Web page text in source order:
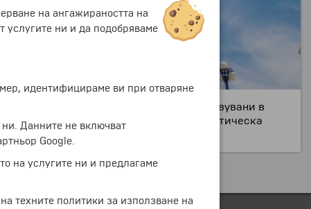
от многото тигри, които са били ловувани в
"Ел Тигре" в популярна туристическа
на ангажираността на
услугите ни и да подобряваме
идентифицираме ви при отваряне
ни. Данните не включват
Google.
на услугите ни и предлагаме
техните политики за използване на